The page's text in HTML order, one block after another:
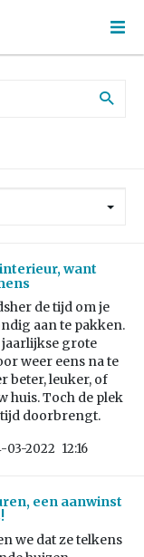
want
de tijd om je
aan te pakken.
grote
weer eens na te
beter, leuker, of
huis. Toch de plek
tijd doorbrengt.
03-2022 12:16
een aanwinst
we dat ze telkens